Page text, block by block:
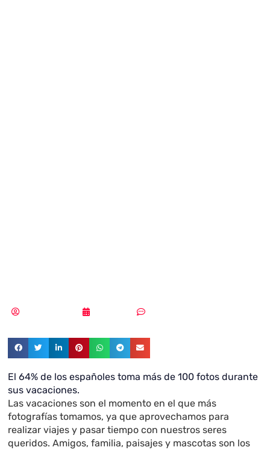
El 64% de los españoles toma más de 100 fotos durante
sus vacaciones.
Las vacaciones son el momento en el que más
fotografías tomamos, ya que aprovechamos para
realizar viajes y pasar tiempo con nuestros seres
queridos. Amigos, familia, paisajes y mascotas son los